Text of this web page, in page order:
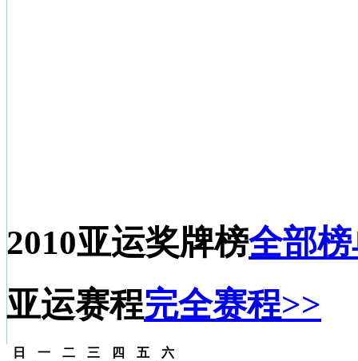
2010亚运奖牌榜全部
亚运赛程完全赛程>>
日 一 二 三 四 五
六